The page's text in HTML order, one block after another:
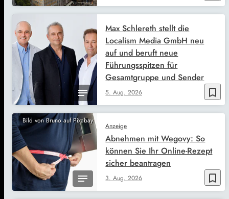
bookmark_border
5. Aug. 2026
Max Schlereth stellt die
Localism Media GmbH neu
auf und beruft neue
Führungsspitzen für
Gesamtgruppe und Sender
Bild von Bruno auf Pixabay
bookmark_border
Anzeige
3. Aug. 2026
Abnehmen mit Wegovy: So
können Sie Ihr Online-Rezept
sicher beantragen